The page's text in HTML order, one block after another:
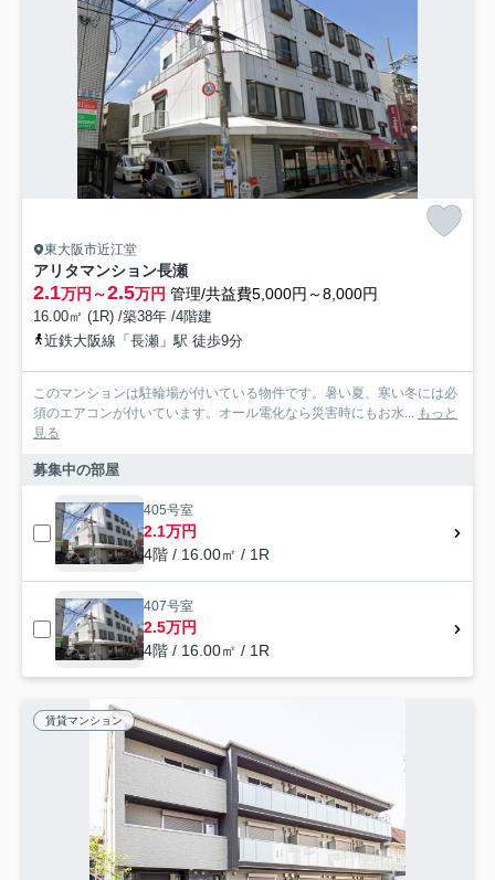
東大阪市近江堂
アリタマンション長瀬
2.1万円～2.5万円 管理/共益費5,000円～8,000円
16.00㎡ (1R) /築38年 /4階建
近鉄大阪線「長瀬」駅 徒歩9分
このマンションは駐輪場が付いている物件です。暑い夏、寒い冬には必
須のエアコンが付いています。オール電化なら災害時にもお水... もっと
見る
募集中の部屋
405号室
2.1万円
4階 / 16.00㎡ / 1R
407号室
2.5万円
4階 / 16.00㎡ / 1R
賃貸マンション